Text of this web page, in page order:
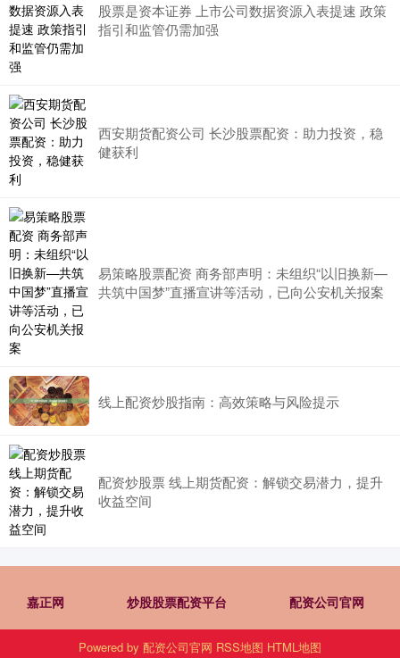
股票是资本证券 上市公司数据资源入表提速 政策
指引和监管仍需加强
西安期货配资公司 长沙股票配资：助力投资，稳
健获利
易策略股票配资 商务部声明：未组织“以旧换新—
共筑中国梦”直播宣讲等活动，已向公安机关报案
线上配资炒股指南：高效策略与风险提示
配资炒股票 线上期货配资：解锁交易潜力，提升
收益空间
嘉正网 炒股股票配资平台 配资公司官网
Powered by 配资公司官网 RSS地图 HTML地图